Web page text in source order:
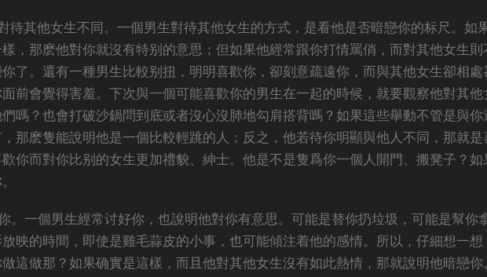
待其他女生不同。一個男生對待其他女生的方式，是看他是否暗戀你的标尺。如
，那麽他對你就沒有特别的意思；但如果他經常跟你打情罵俏，而對其他女生則
了。還有一種男生比較别扭，明明喜歡你，卻刻意疏遠你，而與其他女生卻相處
前會覺得害羞。下次與一個可能喜歡你的男生在一起的時候，就要觀察他對其他
嗎？也會打破沙鍋問到底或者沒心沒肺地勾肩搭背嗎？如果這些舉動不管是與你
那麽隻能說明他是一個比較輕跳的人；反之，他若待你明顯與他人不同，那就是
你而對你比别的女生更加禮貌、紳士。他是不是隻爲你一個人開門、搬凳子？如
。一個男生經常讨好你，也說明他對你有意思。可能是替你扔垃圾，可能是幫你
映的時間，即使是雞毛蒜皮的小事，也可能傾注着他的感情。所以，仔細想一想
這做那？如果确實是這樣，而且他對其他女生沒有如此熱情，那就說明他暗戀你